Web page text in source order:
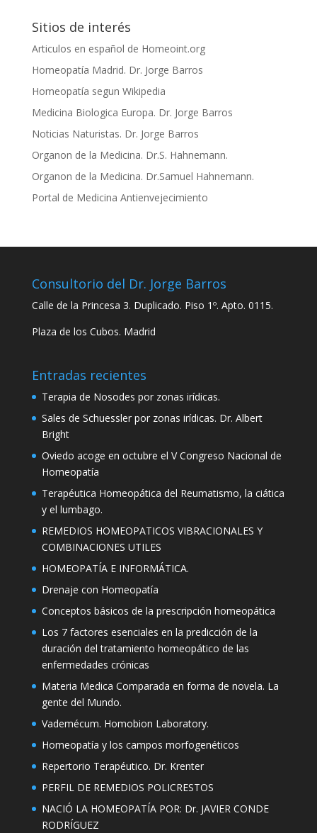
Sitios de interés
Articulos en español de Homeoint.org
Homeopatía Madrid. Dr. Jorge Barros
Homeopatía segun Wikipedia
Medicina Biologica Europa. Dr. Jorge Barros
Noticias Naturistas. Dr. Jorge Barros
Organon de la Medicina. Dr.S. Hahnemann.
Organon de la Medicina. Dr.Samuel Hahnemann.
Portal de Medicina Antienvejecimiento
Consultorio del Dr. Jorge Barros
Calle de la Princesa 3. Duplicado. Piso 1º. Apto. 0115.
Plaza de los Cubos. Madrid
Entradas recientes
Terapia de Nosodes por zonas irídicas.
Sales de Schuessler por zonas irídicas. Dr. Albert
Bright
Oviedo acoge en octubre el V Congreso Nacional de
Homeopatía
Terapéutica Homeopática del Reumatismo, la ciática
y el lumbago.
REMEDIOS HOMEOPATICOS VIBRACIONALES Y
COMBINACIONES UTILES
HOMEOPATÍA E INFORMÁTICA.
Drenaje con Homeopatía
Conceptos básicos de la prescripción homeopática
Los 7 factores esenciales en la predicción de la
duración del tratamiento homeopático de las
enfermedades crónicas
Materia Medica Comparada en forma de novela. La
gente del Mundo.
Vademécum. Homobion Laboratory.
Homeopatía y los campos morfogenéticos
Repertorio Terapéutico. Dr. Krenter
PERFIL DE REMEDIOS POLICRESTOS
NACIÓ LA HOMEOPATÍA POR: Dr. JAVIER CONDE
RODRÍGUEZ